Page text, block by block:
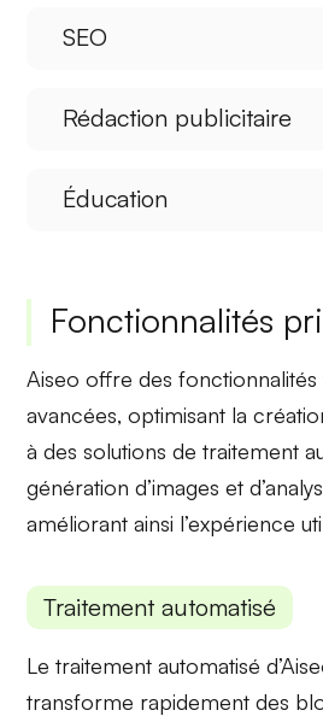
SEO
Rédaction publicitaire
Éducation
Fonctionnalités
Aiseo offre desfonctionnalités
avancées, optimisant la
à des solutions de traitement
génération d’images et
améliorant ainsi l’expérience
Traitement automatisé
Letraitement automatisé
transforme rapidement des